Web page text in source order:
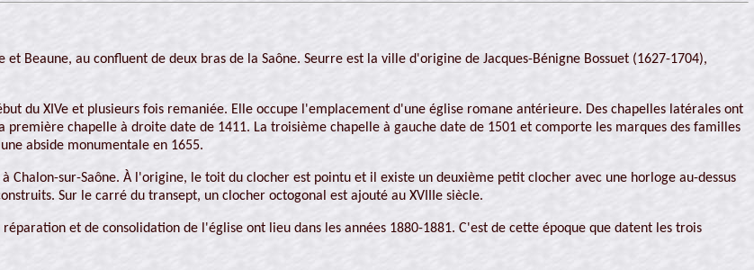
Beaune, au confluent de deux bras de la Saône. Seurre est la ville d'origine de Jacques-Bénigne Bossuet (1627-1704),
du XIVe et plusieurs fois remaniée. Elle occupe l'emplacement d'une église romane antérieure. Des chapelles latérales ont
première chapelle à droite date de 1411. La troisième chapelle à gauche date de 1501 et comporte les marques des familles
abside monumentale en 1655.
Chalon-sur-Saône. À l'origine, le toit du clocher est pointu et il existe un deuxième petit clocher avec une horloge au-dessus
Sur le carré du transept, un clocher octogonal est ajouté au XVIIIe siècle.
et de consolidation de l'église ont lieu dans les années 1880-1881. C'est de cette époque que datent les trois